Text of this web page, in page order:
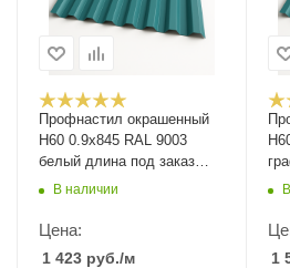
Профнастил окрашенный
Н60 0.9х845 RAL 9003
белый длина под заказ
арт.1139529
В наличии
Цена:
1 423 руб./м
1